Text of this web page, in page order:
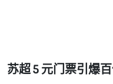
苏超 5 元门票引爆